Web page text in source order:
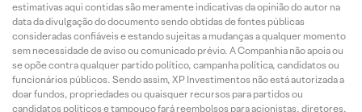
estimativas aqui contidas são meramente indicativas da opinião do autor na
data da divulgação do documento sendo obtidas de fontes públicas
consideradas confiáveis e estando sujeitas a mudanças a qualquer momento
sem necessidade de aviso ou comunicado prévio. A Companhia não apoia ou
se opõe contra qualquer partido político, campanha política, candidatos ou
funcionários públicos. Sendo assim, XP Investimentos não está autorizada a
doar fundos, propriedades ou quaisquer recursos para partidos ou
candidatos políticos e tampouco fará reembolsos para acionistas, diretores,